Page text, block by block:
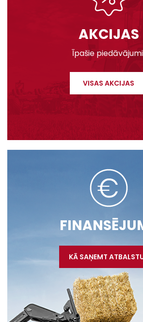
AKCIJAS
Īpašie
VISAS AKCIJAS
KĀ SAŅEMT